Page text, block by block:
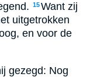
15Want zij
uitgetrokken
en voor de
gezegd: Nog